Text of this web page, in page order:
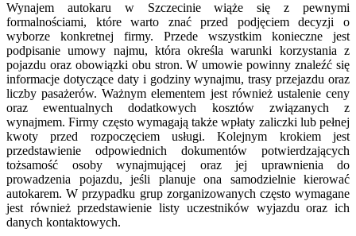
Wynajem autokaru w Szczecinie wiąże się z pewnymi
formalnościami, które warto znać przed podjęciem decyzji o
wyborze konkretnej firmy. Przede wszystkim konieczne jest
podpisanie umowy najmu, która określa warunki korzystania z
pojazdu oraz obowiązki obu stron. W umowie powinny znaleźć się
informacje dotyczące daty i godziny wynajmu, trasy przejazdu oraz
liczby pasażerów. Ważnym elementem jest również ustalenie ceny
oraz ewentualnych dodatkowych kosztów związanych z
wynajmem. Firmy często wymagają także wpłaty zaliczki lub pełnej
kwoty przed rozpoczęciem usługi. Kolejnym krokiem jest
przedstawienie odpowiednich dokumentów potwierdzających
tożsamość osoby wynajmującej oraz jej uprawnienia do
prowadzenia pojazdu, jeśli planuje ona samodzielnie kierować
autokarem. W przypadku grup zorganizowanych często wymagane
jest również przedstawienie listy uczestników wyjazdu oraz ich
danych kontaktowych.